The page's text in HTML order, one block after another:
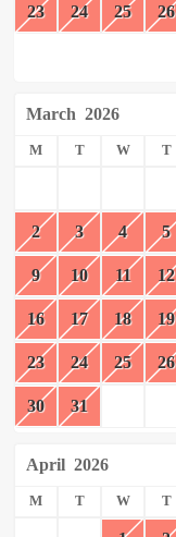
23 24 25 26
March 2026
M T W T
2 3 4 5
9 10 11 12
16 17 18 19
23 24 25 26
30 31
April 2026
M T W T